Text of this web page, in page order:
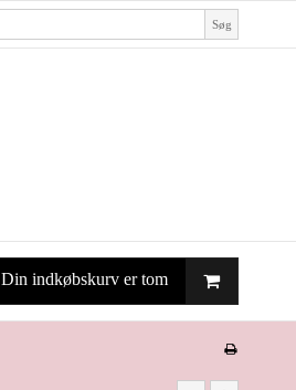
Søg
Din indkøbskurv er tom